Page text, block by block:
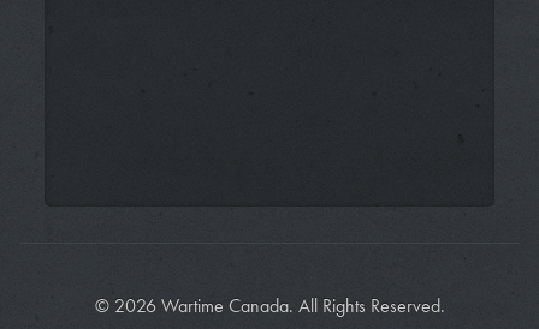
© 2026 Wartime Canada. All Rights Reserved.